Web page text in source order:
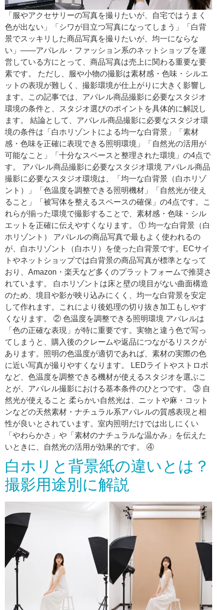
「服やアクセサリーの写真を撮りたいが、自宅ではうまく
色が出ない」「シワが目立つ写真になってしまう」「白背
景でスッキリした商品写真を撮りたいが、均一にならな
い」——アパレル・ファッション系のネットショップを運
営している方にとって、商品写真は売上に関わる重要な要
素です。 ただし、服や小物の撮影は素材感・色味・シルエ
ットの表現が難しく、撮影環境が仕上がりに大きく影響し
ます。この記事では、アパレル商品撮影に必要なスタジオ
環境の条件と、スタジオ選びのポイントを具体的に解説し
ます。 結論として、アパレル商品撮影に必要なスタジオ環
境の条件は「白ホリゾントによる均一な白背景」「素材
感・色味を正確に表現できる照明環境」「自然光の活用が
可能なこと」「十分なスペースと整理された環境」の4点で
す。 アパレル商品撮影に必要なスタジオ環境 アパレル商品
撮影に必要なスタジオ環境は、「均一な白背景（白ホリゾ
ント）」「色温度を調整できる照明機材」「自然光が使え
ること」「被写体を整えるスペースの確保」の4点です。こ
れらが揃った環境で撮影することで、素材感・色味・シル
エットを正確に伝えやすくなります。 ① 均一な白背景（白
ホリゾント） アパレルの商品写真で最もよく使われるの
が、白ホリゾント（白ホリ）を使った白背景です。ECサイ
トやネットショップでは白背景の商品写真が標準となって
おり、Amazon・楽天など多くのプラットフォームで推奨さ
れています。 白ホリゾントは床と壁の境目がない曲面構造
のため、境目や影が映り込みにくく、均一な白背景を安定
して作れます。これにより後処理の切り抜き加工もしやす
くなります。 ② 色温度を調整できる照明環境 アパレルは
「色の正確な表現」が特に重要です。実物と違う色で写っ
てしまうと、購入後のクレームや返品につながるリスクが
あります。照明の色温度が適切であれば、素材の実際の色
に近い写真が撮りやすくなります。 LEDライトやストロボ
など、色温度を調整できる機材が使えるスタジオを選ぶこ
とが、アパレル撮影における基本条件のひとつです。 ③ 自
然光が使えること 柔らかい自然光は、ニットや麻・コット
ンなどの天然素材・ナチュラル系アパレルの質感表現と相
性が良いとされています。室内照明だけでは出しにくい
「やわらかさ」や「素材のナチュラルな温かみ」を伝えた
いときに、自然光の活用が効果的です。 ④
白ホリと背景紙の違いとは？
撮影用途別に解説